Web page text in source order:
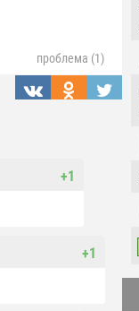
проблема (1)
+1
+1